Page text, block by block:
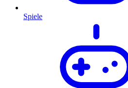
Spiele